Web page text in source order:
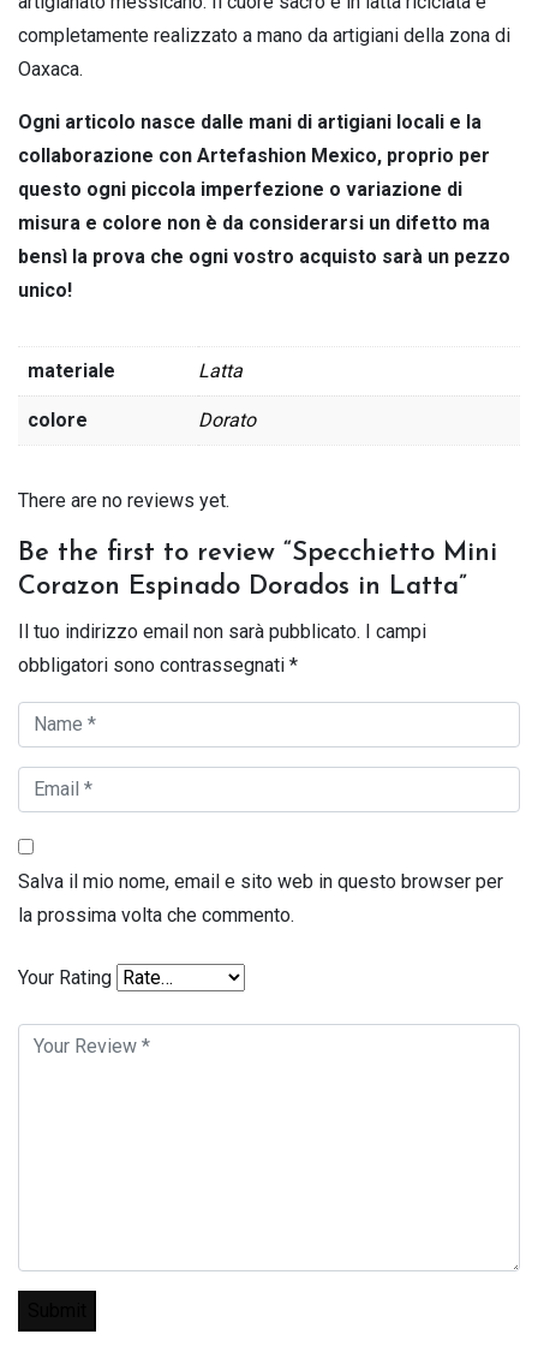
completamente realizzato a mano da artigiani della zona di
Oaxaca.
Ogni articolo nasce dalle mani di artigiani locali e la
collaborazione con Artefashion Mexico, proprio per
questo ogni piccola imperfezione o variazione di
misura e colore non è da considerarsi un difetto ma
bensì la prova che ogni vostro acquisto sarà un pezzo
unico!
materiale Latta
colore Dorato
There are no reviews yet.
Be the first to review “Specchietto Mini
Corazon Espinado Dorados in Latta”
Il tuo indirizzo email non sarà pubblicato. I campi
obbligatori sono contrassegnati *
Salva il mio nome, email e sito web in questo browser per
la prossima volta che commento.
Your Rating